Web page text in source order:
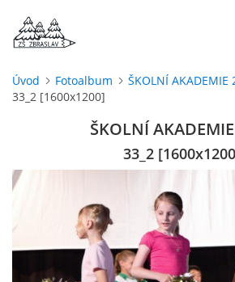
ÚVOD
ŠKOLNÍ ROK
DOKUMENTY
Úvod Fotoalbum
ŠKOLNÍ AKADEMIE
33_2 [1600x1200]
ŠKOLNÍ
33_2